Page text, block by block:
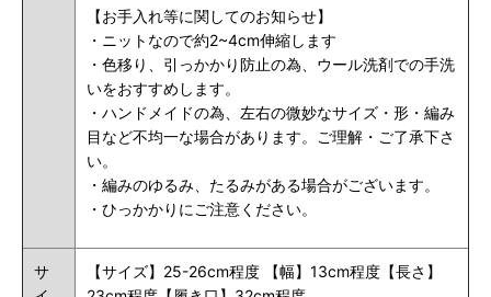
【お手入れ等に関してのお知らせ】
・ニットなので約2~4cm伸縮します
・色移り、引っかかり防止の為、ウール洗剤での手洗
いをおすすめします。
・ハンドメイドの為、左右の微妙なサイズ・形・編み
目など不均一な場合があります。ご理解・ご了承下さ
い。
・編みのゆるみ、たるみがある場合がございます。
・ひっかかりにご注意ください。
サ
【サイズ】25-26cm程度 【幅】13cm程度【長さ】